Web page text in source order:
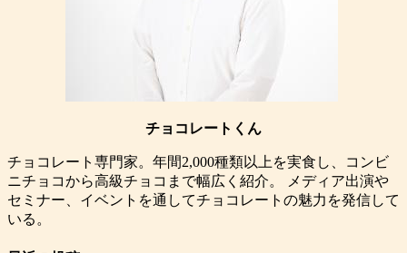
チョコレートくん
チョコレート専門家。年間2,000種類以上を実食し、コンビ
ニチョコから高級チョコまで幅広く紹介。 メディア出演や
セミナー、イベントを通してチョコレートの魅力を発信して
いる。